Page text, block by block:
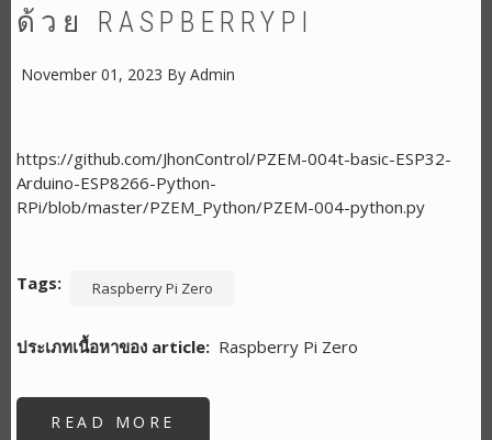
ด้วย RASPBERRYPI
November 01, 2023 By Admin
https://github.com/JhonControl/PZEM-004t-basic-ESP32-
Arduino-ESP8266-Python-
RPi/blob/master/PZEM_Python/PZEM-004-python.py
Tags Raspberry Pi Zero
ประเภทเนื้อหาของ article Raspberry Pi Zero
READ MORE